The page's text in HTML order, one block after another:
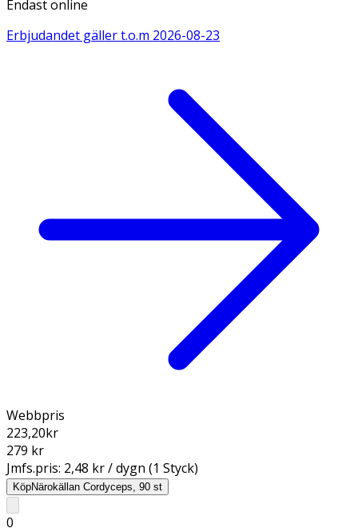
Endast online
Erbjudandet gäller t.o.m 2026-08-23
Webbpris
223,20kr
279 kr
Jmfs.pris: 2,48 kr / dygn (1 Styck)
KöpNärokällan Cordyceps, 90 st
0